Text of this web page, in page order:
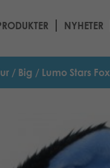
NYHETER
/ Big / Lumo Stars